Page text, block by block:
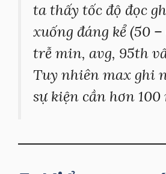
ta thấy tốc độ đọc
xuống đáng kể (50
trễ min, avg, 95th
Tuy nhiên max ghi
sự kiện cần hơn 100